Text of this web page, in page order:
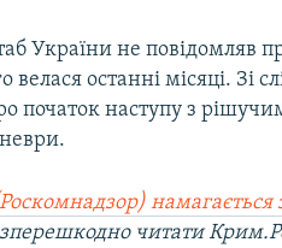
України не повідомляв
велася останні місяці.
початок наступу з
намагається
читати